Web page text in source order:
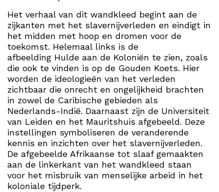
Het verhaal van dit wandkleed begint aan de
zijkanten met het slavernijverleden en eindigt in
het midden met hoop en dromen voor de
toekomst. Helemaal links is de
afbeelding Hulde aan de Koloniën te zien, zoals
die ook te vinden is op de Gouden Koets. Hier
worden de ideologieën van het verleden
zichtbaar die onrecht en ongelijkheid brachten
in zowel de Caribische gebieden als
Nederlands-Indië. Daarnaast zijn de Universiteit
van Leiden en het Mauritshuis afgebeeld. Deze
instellingen symboliseren de veranderende
kennis en inzichten over het slavernijverleden.
De afgebeelde Afrikaanse tot slaaf gemaakten
aan de linkerkant van het wandkleed staan
voor het misbruik van menselijke arbeid in het
koloniale tijdperk.